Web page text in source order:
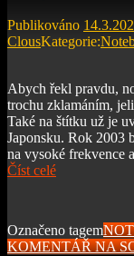
Publikováno
ClousKategorie:
Abych řekl pravdu,
trochu zklamáním,
Také na štítku už je
Japonsku. Rok 2003
na vysoké frekvence
Číst celé
Označeno tagem
KOMENTÁŘNA